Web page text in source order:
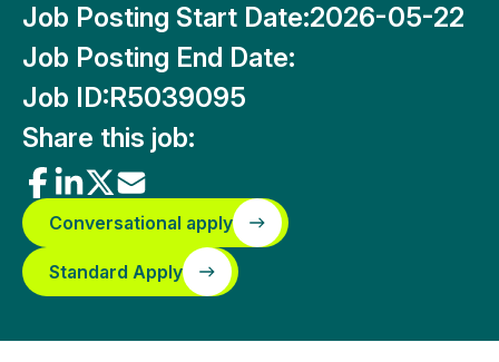
Job Posting Start Date:2026-05-22
Job Posting End Date:
Job ID:R5039095
Share this job:
Conversational apply
Standard Apply